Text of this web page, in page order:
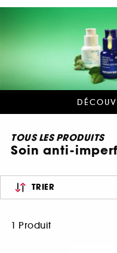
TOUS LES PRODUITS
Soin anti-
TRIER
1 Produit